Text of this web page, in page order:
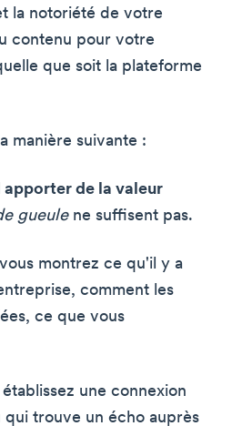
la notoriété de votre
contenu pour votre
que soit la plateforme
manière suivante :
apporter de la valeur
gueulene suffisent pas.
montrez ce qu'il y a
comment les
ce que vous
une connexion
trouve un écho auprès